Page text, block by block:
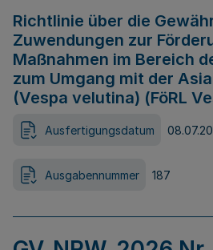
Richtlinie über die
Zuwendungen zur
Maßnahmen im Bereich
zum Umgang mit der
(Vespa velutina) (FöRL
Ausfertigungsdatum
Ausgabennummer 187